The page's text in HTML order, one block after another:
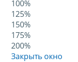
100%
125%
150%
175%
200%
Закрыть окно